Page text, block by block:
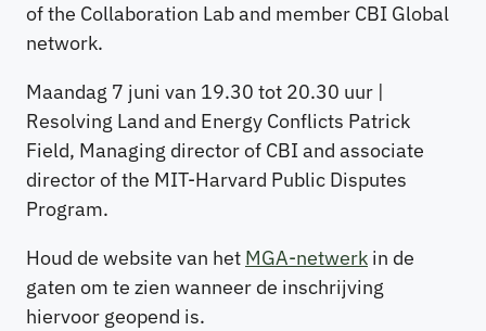
of the Collaboration Lab and member CBI Global
network.
Maandag 7 juni van 19.30 tot 20.30 uur |
Resolving Land and Energy Conflicts Patrick
Field, Managing director of CBI and associate
director of the MIT-Harvard Public Disputes
Program.
Houd de website van het MGA-netwerk in de
gaten om te zien wanneer de inschrijving
hiervoor geopend is.